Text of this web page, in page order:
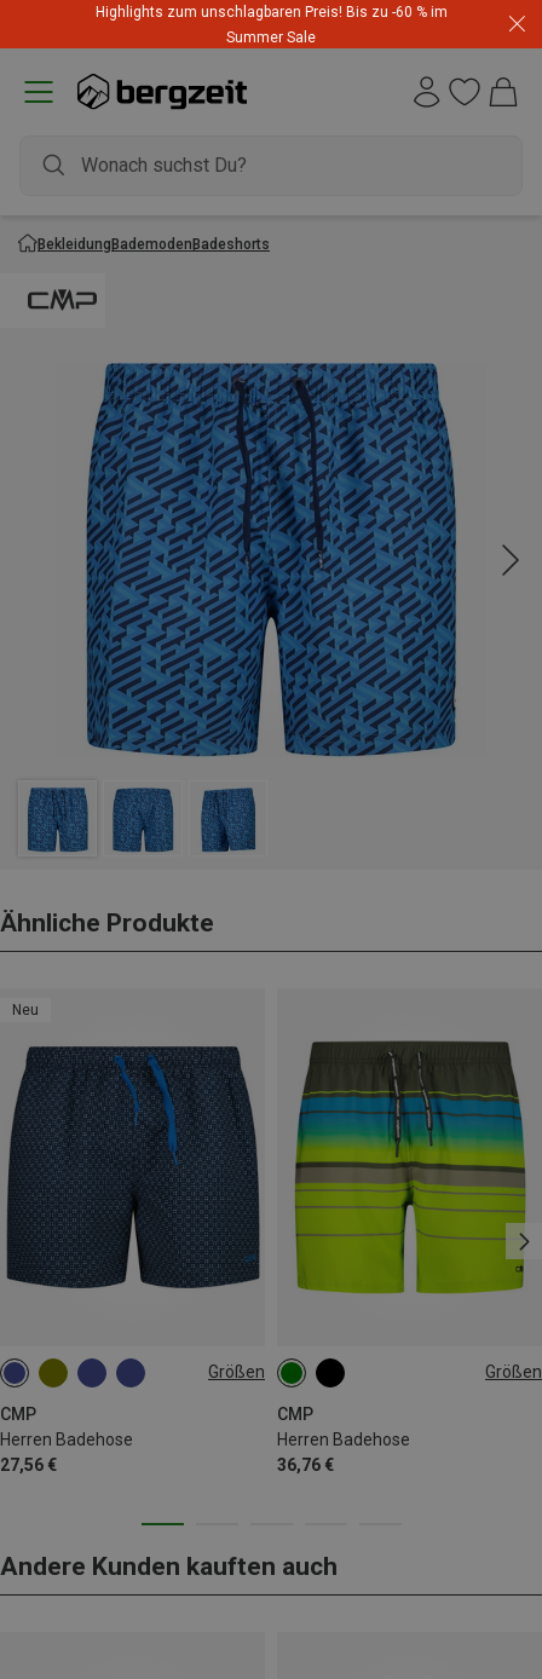
Highlights zum unschlagbaren Preis! Bis zu -60 % im
Summer Sale
BekleidungBademodenBadeshorts
Ähnliche Produkte
Neu
Größen
CMP
Herren Badehose
27,56 €
M L XL
3XL
4XL
Größen
CMP
Herren Badehose
36,76 €
Andere Kunden kauften auch